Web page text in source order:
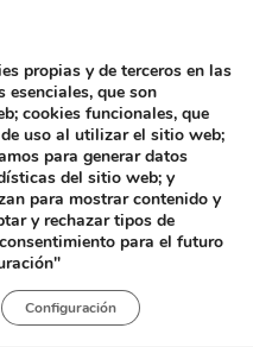
“8113S”
propias y de terceros en las
esenciales, que son
cookies funcionales, que
uso al utilizar el sitio web;
para generar datos
del sitio web; y
para mostrar contenido y
y rechazar tipos de
para el futuro
Configuración